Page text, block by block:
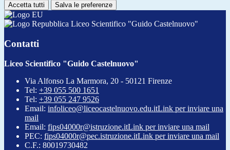
Accetta tutti Salva le preferenze
Liceo Scientifico "Guido Castelnuovo"
Contatti
Liceo Scientifico "Guido Castelnuovo"
Via Alfonso La Marmora, 20 - 50121 Firenze
Tel: +39 055 500 1651
Tel: +39 055 247 9526
Email: infoliceo@liceocastelnuovo.edu.itLink per inviare una
mail
Email: fips04000r@istruzione.itLink per inviare una mail
PEC: fips04000r@pec.istruzione.itLink per inviare una mail
C.F.: 80019730482